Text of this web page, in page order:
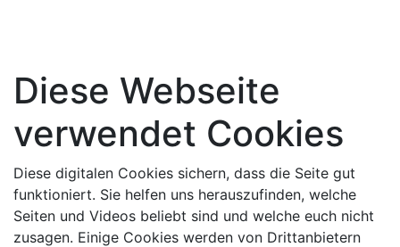
Diese Webseite
verwendet Cookies
Diese digitalen Cookies sichern, dass die Seite gut
funktioniert. Sie helfen uns herauszufinden, welche
Seiten und Videos beliebt sind und welche euch nicht
zusagen. Einige Cookies werden von Drittanbietern